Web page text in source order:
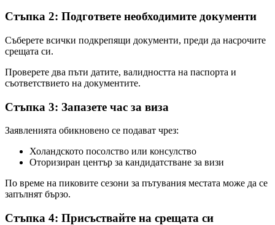
Стъпка 2: Подгответе необходимите документи
Съберете всички подкрепящи документи, преди да насрочите
срещата си.
Проверете два пъти датите, валидността на паспорта и
съответствието на документите.
Стъпка 3: Запазете час за виза
Заявленията обикновено се подават чрез:
Холандското посолство или консулство
Оторизиран център за кандидатстване за визи
По време на пиковите сезони за пътувания местата може да се
запълнят бързо.
Стъпка 4: Присъствайте на срещата си